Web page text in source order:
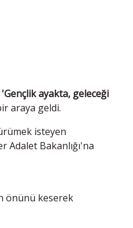
'Gençlik ayakta, geleceği
araya geldi.
isteyen
Bakanlığı'na
önünü keserek